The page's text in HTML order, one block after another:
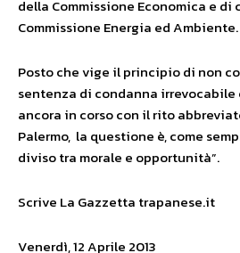
della Commissione Economica e
Commissione Energia ed Ambiente.
Posto che vige il principio di non
sentenza di condanna irrevocabile
ancora in corso con il rito
Palermo, la questione è, come
diviso tra morale e opportunità”.
Scrive La Gazzetta trapanese.it
Venerdì, 12 Aprile 2013